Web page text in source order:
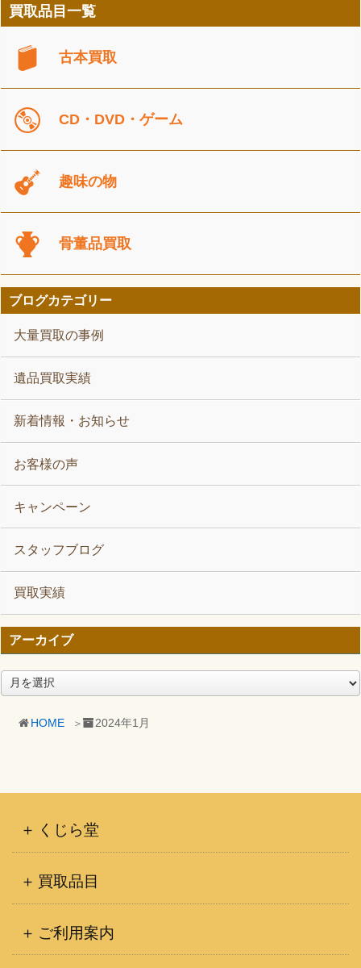
HOME 2024年1月
買取品目一覧
古本買取
CD・DVD・ゲーム
趣味の物
骨董品買取
ブログカテゴリー
大量買取の事例
遺品買取実績
新着情報・お知らせ
お客様の声
キャンペーン
スタッフブログ
買取実績
アーカイブ
ア
ー
くじら堂
買取品目
ご利用案内